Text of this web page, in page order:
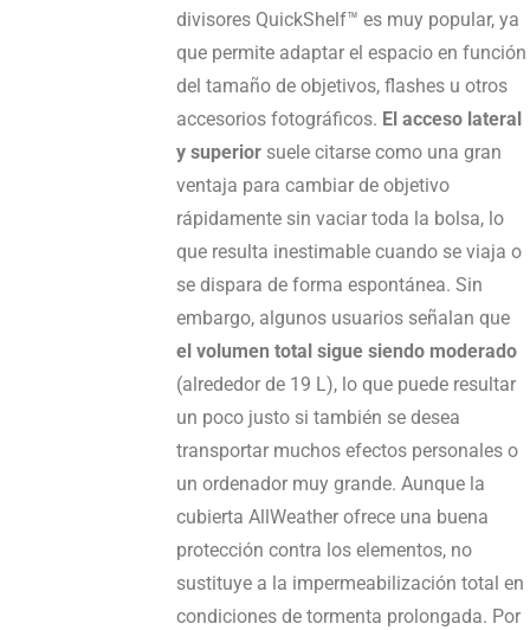
divisores QuickShelf™ es muy popular, ya
que permite adaptar el espacio en función
del tamaño de objetivos, flashes u otros
accesorios fotográficos. El acceso lateral
y superior suele citarse como una gran
ventaja para cambiar de objetivo
rápidamente sin vaciar toda la bolsa, lo
que resulta inestimable cuando se viaja o
se dispara de forma espontánea. Sin
embargo, algunos usuarios señalan que
el volumen total sigue siendo moderado
(alrededor de 19 L), lo que puede resultar
un poco justo si también se desea
transportar muchos efectos personales o
un ordenador muy grande. Aunque la
cubierta AllWeather ofrece una buena
protección contra los elementos, no
sustituye a la impermeabilización total en
condiciones de tormenta prolongada. Por